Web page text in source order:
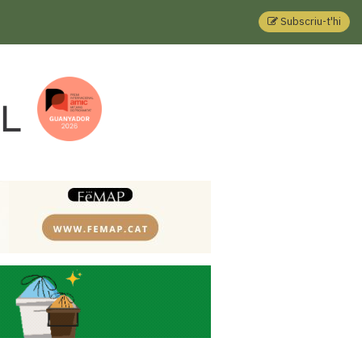
Subscriu-t'hi